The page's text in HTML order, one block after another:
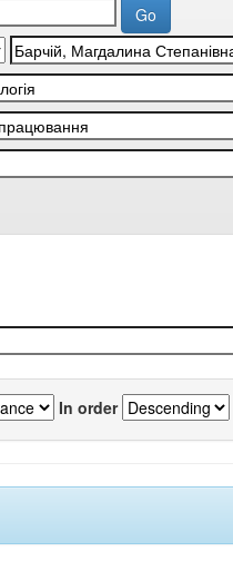
In order